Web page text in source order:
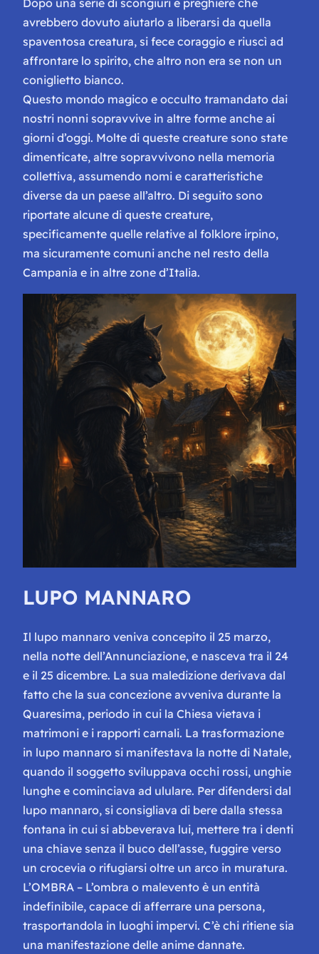
Dopo una serie di scongiuri e preghiere che
avrebbero dovuto aiutarlo a liberarsi da quella
spaventosa creatura, si fece coraggio e riuscì ad
affrontare lo spirito, che altro non era se non un
coniglietto bianco.
Questo mondo magico e occulto tramandato dai
nostri nonni sopravvive in altre forme anche ai
giorni d’oggi. Molte di queste creature sono state
dimenticate, altre sopravvivono nella memoria
collettiva, assumendo nomi e caratteristiche
diverse da un paese all’altro. Di seguito sono
riportate alcune di queste creature,
specificamente quelle relative al folklore irpino,
ma sicuramente comuni anche nel resto della
Campania e in altre zone d’Italia.
LUPO MANNARO
Il lupo mannaro veniva concepito il 25 marzo,
nella notte dell’Annunciazione, e nasceva tra il 24
e il 25 dicembre. La sua maledizione derivava dal
fatto che la sua concezione avveniva durante la
Quaresima, periodo in cui la Chiesa vietava i
matrimoni e i rapporti carnali. La trasformazione
in lupo mannaro si manifestava la notte di Natale,
quando il soggetto sviluppava occhi rossi, unghie
lunghe e cominciava ad ululare. Per difendersi dal
lupo mannaro, si consigliava di bere dalla stessa
fontana in cui si abbeverava lui, mettere tra i denti
una chiave senza il buco dell’asse, fuggire verso
un crocevia o rifugiarsi oltre un arco in muratura.
L’OMBRA – L’ombra o malevento è un entità
indefinibile, capace di afferrare una persona,
trasportandola in luoghi impervi. C’è chi ritiene sia
una manifestazione delle anime dannate.